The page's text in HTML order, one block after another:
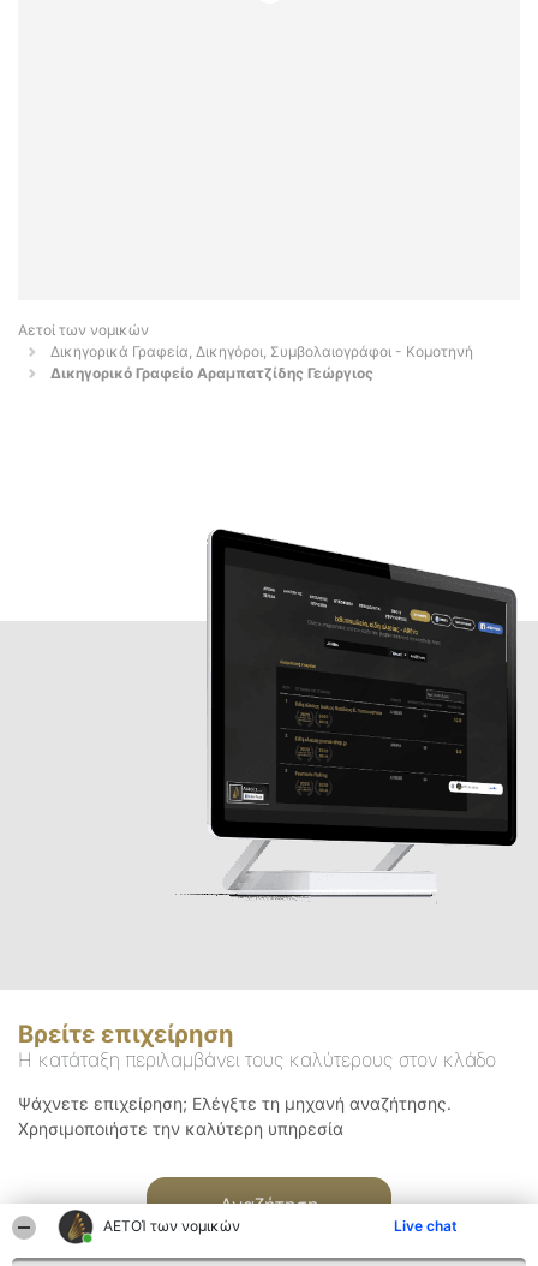
ΑΕΤΟΊ των νομικών Live chat
Αετοί των νομικών
Δικηγορικά Γραφεία, Δικηγόροι, Συμβολαιογράφοι - Κομοτηνή
Δικηγορικό Γραφείο Αραμπατζίδης Γεώργιος
Βρείτε επιχείρηση
Η κατάταξη περιλαμβάνει τους καλύτερους στον κλάδο
Ψάχνετε επιχείρηση; Ελέγξτε τη μηχανή αναζήτησης.
Χρησιμοποιήστε την καλύτερη υπηρεσία
Αναζήτηση